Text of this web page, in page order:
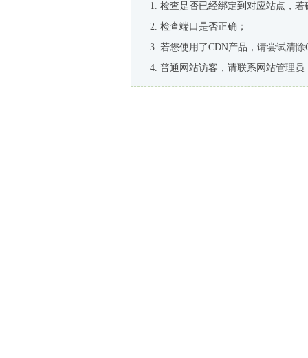
检查是否已经绑定到对应站点，
检查端口是否正确；
若您使用了CDN产品，请尝试清除
普通网站访客，请联系网站管理员